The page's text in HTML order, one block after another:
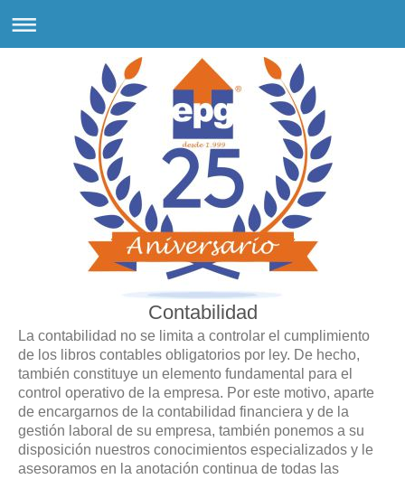
Contabilidad
La contabilidad no se limita a controlar el cumplimiento
de los libros contables obligatorios por ley. De hecho,
también constituye un elemento fundamental para el
control operativo de la empresa. Por este motivo, aparte
de encargarnos de la contabilidad financiera y de la
gestión laboral de su empresa, también ponemos a su
disposición nuestros conocimientos especializados y le
asesoramos en la anotación continua de todas las